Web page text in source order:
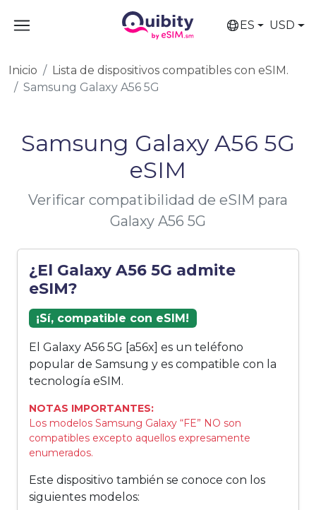
ES USD
Inicio
Lista de dispositivos compatibles con eSIM.
Samsung Galaxy A56 5G
Samsung Galaxy A56 5G
eSIM
Verificar compatibilidad de eSIM para
Galaxy A56 5G
¿El Galaxy A56 5G admite
eSIM?
¡Sí, compatible con eSIM!
El Galaxy A56 5G [a56x] es un teléfono
popular de Samsung y es compatible con la
tecnología eSIM.
NOTAS IMPORTANTES:
Los modelos Samsung Galaxy “FE” NO son
compatibles excepto aquellos expresamente
enumerados.
Este dispositivo también se conoce con los
siguientes modelos: